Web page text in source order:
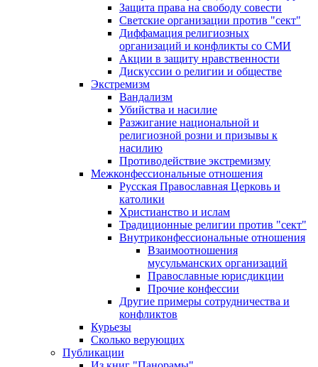
Защита права на свободу совести
Светские организации против "сект"
Диффамация религиозных
организаций и конфликты со СМИ
Акции в защиту нравственности
Дискуссии о религии и обществе
Экстремизм
Вандализм
Убийства и насилие
Разжигание национальной и
религиозной розни и призывы к
насилию
Противодействие экстремизму
Межконфессиональные отношения
Русская Православная Церковь и
католики
Христианство и ислам
Традиционные религии против "сект"
Внутриконфессиональные отношения
Взаимоотношения
мусульманских организаций
Православные юрисдикции
Прочие конфессии
Другие примеры сотрудничества и
конфликтов
Курьезы
Сколько верующих
Публикации